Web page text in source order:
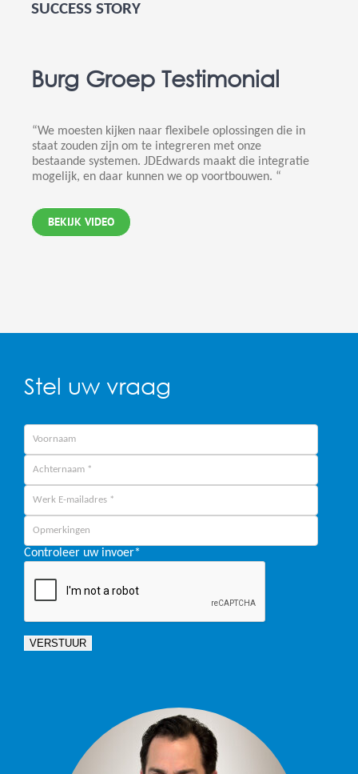
SUCCESS STORY
Burg Groep Testimonial
“We moesten kijken naar flexibele oplossingen die in
staat zouden zijn om te integreren met onze
bestaande systemen. JDEdwards maakt die integratie
mogelijk, en daar kunnen we op voortbouwen. “
BEKIJK VIDEO
Stel uw vraag
Controleer uw invoer*
VERSTUUR